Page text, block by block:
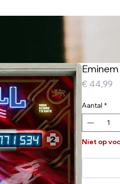
€ 44,99
Aantal *
Niet op